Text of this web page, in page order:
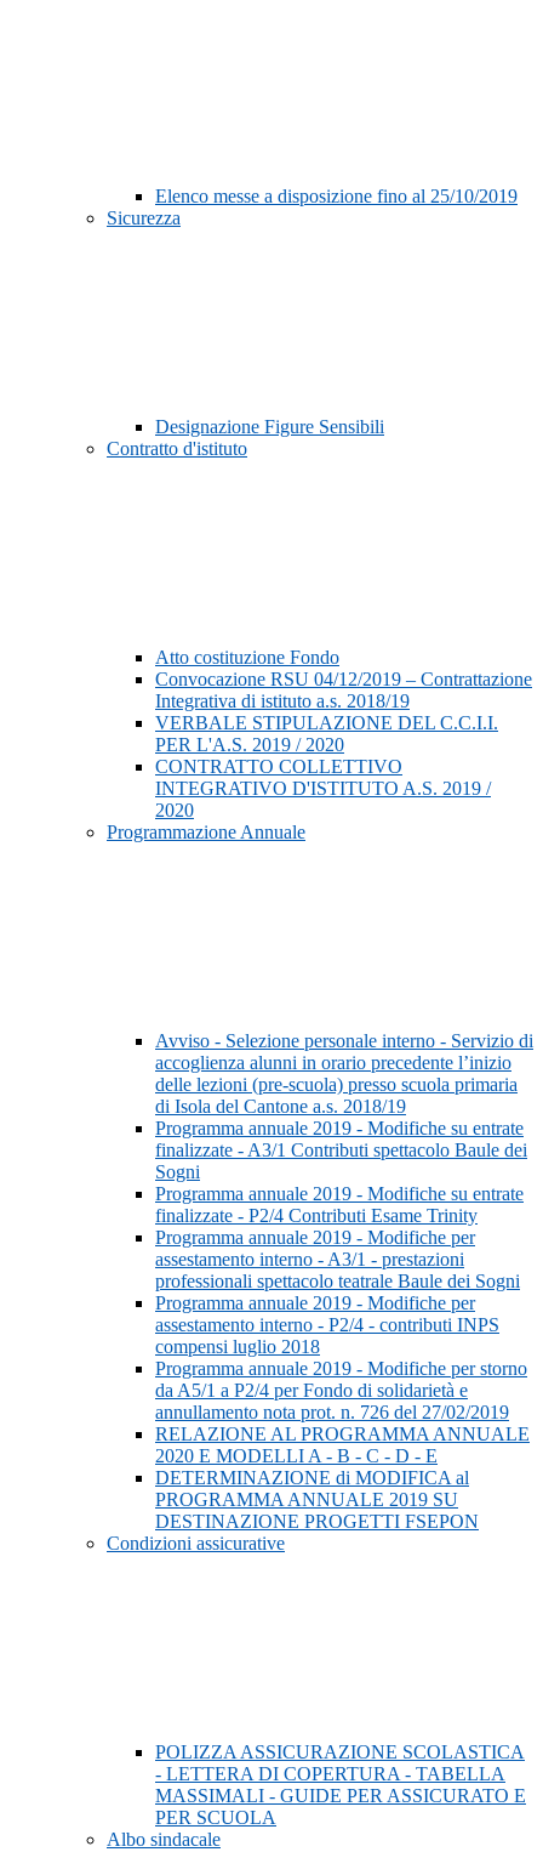
Elenco messe a disposizione fino al 25/10/2019
Sicurezza
Designazione Figure Sensibili
Contratto d'istituto
Atto costituzione Fondo
Convocazione RSU 04/12/2019 – Contrattazione
Integrativa di istituto a.s. 2018/19
VERBALE STIPULAZIONE DEL C.C.I.I.
PER L'A.S. 2019 / 2020
CONTRATTO COLLETTIVO
INTEGRATIVO D'ISTITUTO A.S. 2019 /
2020
Programmazione Annuale
Avviso - Selezione personale interno - Servizio di
accoglienza alunni in orario precedente l’inizio
delle lezioni (pre-scuola) presso scuola primaria
di Isola del Cantone a.s. 2018/19
Programma annuale 2019 - Modifiche su entrate
finalizzate - A3/1 Contributi spettacolo Baule dei
Sogni
Programma annuale 2019 - Modifiche su entrate
finalizzate - P2/4 Contributi Esame Trinity
Programma annuale 2019 - Modifiche per
assestamento interno - A3/1 - prestazioni
professionali spettacolo teatrale Baule dei Sogni
Programma annuale 2019 - Modifiche per
assestamento interno - P2/4 - contributi INPS
compensi luglio 2018
Programma annuale 2019 - Modifiche per storno
da A5/1 a P2/4 per Fondo di solidarietà e
annullamento nota prot. n. 726 del 27/02/2019
RELAZIONE AL PROGRAMMA ANNUALE
2020 E MODELLI A - B - C - D - E
DETERMINAZIONE di MODIFICA al
PROGRAMMA ANNUALE 2019 SU
DESTINAZIONE PROGETTI FSEPON
Condizioni assicurative
POLIZZA ASSICURAZIONE SCOLASTICA
- LETTERA DI COPERTURA - TABELLA
MASSIMALI - GUIDE PER ASSICURATO E
PER SCUOLA
Albo sindacale